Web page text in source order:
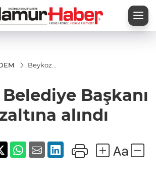
Beykoz
gözaltına
alındı
Başkanı
alındı